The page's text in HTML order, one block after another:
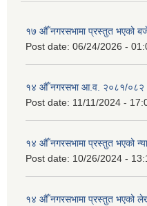
१७ औँ नगरसभामा प्रस्तुत भएको
Post date: 06/24/2026 -
१४ औँ नगरसभा आ.व. २०८१/०८२
Post date: 11/11/2024 -
१४ औँ नगरसभामा प्रस्तुत भएको
Post date: 10/26/2024 -
१४ औँ नगरसभामा प्रस्तुत भएको